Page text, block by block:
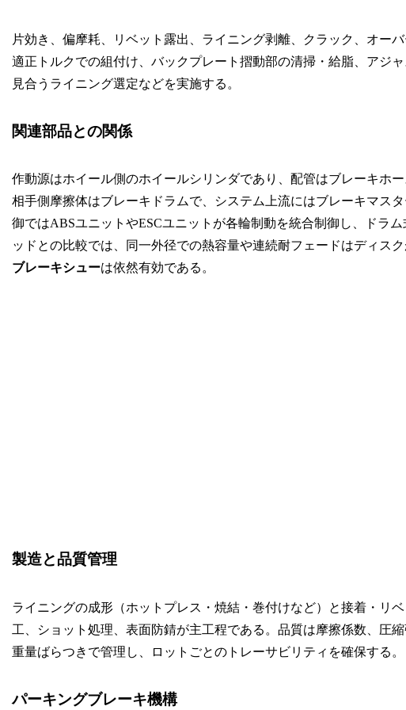
片効き、偏摩耗、リベット露出、ライニング剥離、クラック、オー
適正トルクでの組付け、バックプレート摺動部の清掃・給脂、アジ
見合うライニング選定などを実施する。
関連部品との関係
作動源はホイール側のホイールシリンダであり、配管はブレーキホ
相手側摩擦体はブレーキドラムで、システム上流にはブレーキマス
御ではABSユニットやESCユニットが各輪制動を統合制御し、ドラ
ッドとの比較では、同一外径での熱容量や連続耐フェードはディス
ブレーキシューは依然有効である。
製造と品質管理
ライニングの成形（ホットプレス・焼結・巻付けなど）と接着・リ
工、ショット処理、表面防錆が主工程である。品質は摩擦係数、圧
重量ばらつきで管理し、ロットごとのトレーサビリティを確保する。
パーキングブレーキ機構